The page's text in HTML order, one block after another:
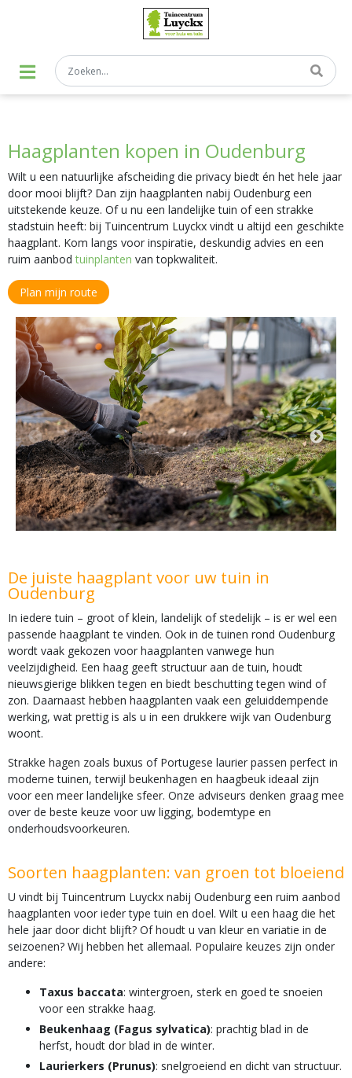
Haagplanten kopen in Oudenburg
Wilt u een natuurlijke afscheiding die privacy biedt én het hele jaar
door mooi blijft? Dan zijn haagplanten nabij Oudenburg een
uitstekende keuze. Of u nu een landelijke tuin of een strakke
stadstuin heeft: bij Tuincentrum Luyckx vindt u altijd een geschikte
haagplant. Kom langs voor inspiratie, deskundig advies en een
ruim aanbodtuinplanten van topkwaliteit.
Plan mijn route
De juiste haagplant voor uw tuin in
Oudenburg
In iedere tuin – groot of klein, landelijk of stedelijk – is er wel een
passende haagplant te vinden. Ook in de tuinen rond Oudenburg
wordt vaak gekozen voor haagplanten vanwege hun
veelzijdigheid. Een haag geeft structuur aan de tuin, houdt
nieuwsgierige blikken tegen en biedt beschutting tegen wind of
zon. Daarnaast hebben haagplanten vaak een geluiddempende
werking, wat prettig is als u in een drukkere wijk van Oudenburg
woont.
Strakke hagen zoals buxus of Portugese laurier passen perfect in
moderne tuinen, terwijl beukenhagen en haagbeuk ideaal zijn
voor een meer landelijke sfeer. Onze adviseurs denken graag mee
over de beste keuze voor uw ligging, bodemtype en
onderhoudsvoorkeuren.
Soorten haagplanten: van groen tot bloeiend
U vindt bij Tuincentrum Luyckx nabij Oudenburg een ruim aanbod
haagplanten voor ieder type tuin en doel. Wilt u een haag die het
hele jaar door dicht blijft? Of houdt u van kleur en variatie in de
seizoenen? Wij hebben het allemaal. Populaire keuzes zijn onder
andere:
Taxus baccata: wintergroen, sterk en goed te snoeien
voor een strakke haag.
Beukenhaag (Fagus sylvatica): prachtig blad in de
herfst, houdt dor blad in de winter.
Laurierkers (Prunus): snelgroeiend en dicht van structuur.